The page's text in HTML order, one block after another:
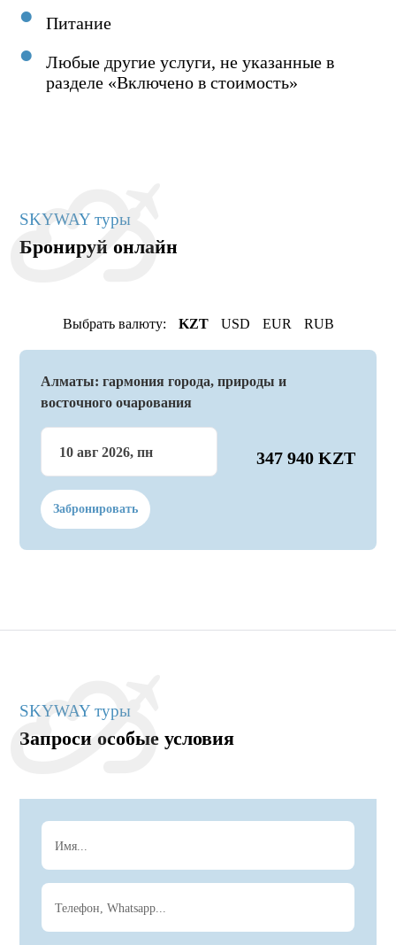
Питание
Любые другие услуги, не указанные в
разделе «Включено в стоимость»
SKYWAY туры
Бронируй онлайн
Выбрать валюту: KZT USD EUR RUB
Алматы: гармония города, природы и
восточного очарования
10 авг 2026, пн 347 940 KZT
Забронировать
SKYWAY туры
Запроси особые условия